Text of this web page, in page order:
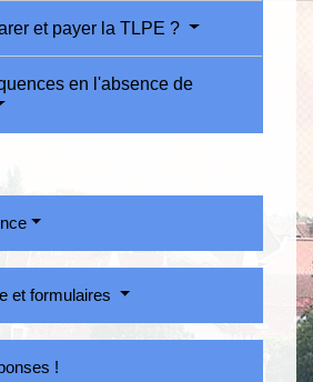
et payer la TLPE ?
en l'absence de
et formulaires
!